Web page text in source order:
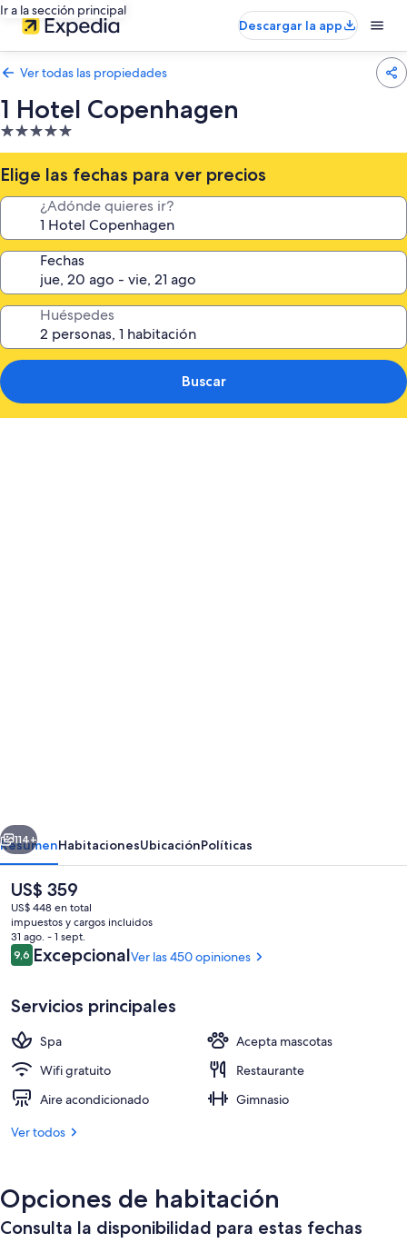
Ir a la sección principal
Descargar la app
Ver todas las propiedades
1 Hotel Copenhagen
Propiedad
de
5.0
estrellas
Elige las fechas para ver precios
¿Adónde quieres ir?
Fechas
Huéspedes
Buscar
Recepción
Siguiente
114+
ResumenHabitacionesUbicaciónPolíticas
El
precio
actual
es
de
US$ 359
US$ 359
US$ 448 en total
impuestos y cargos incluidos
31 ago. - 1 sept.
Opiniones
9,69,6 de 10
ExcepcionalVer las 450 opiniones
Servicios principales
Spa
Acepta mascotas
Wifi gratuito
Restaurante
Aire acondicionado
Gimnasio
Ver todos
Opciones de habitación
Consulta la disponibilidad para estas fechas